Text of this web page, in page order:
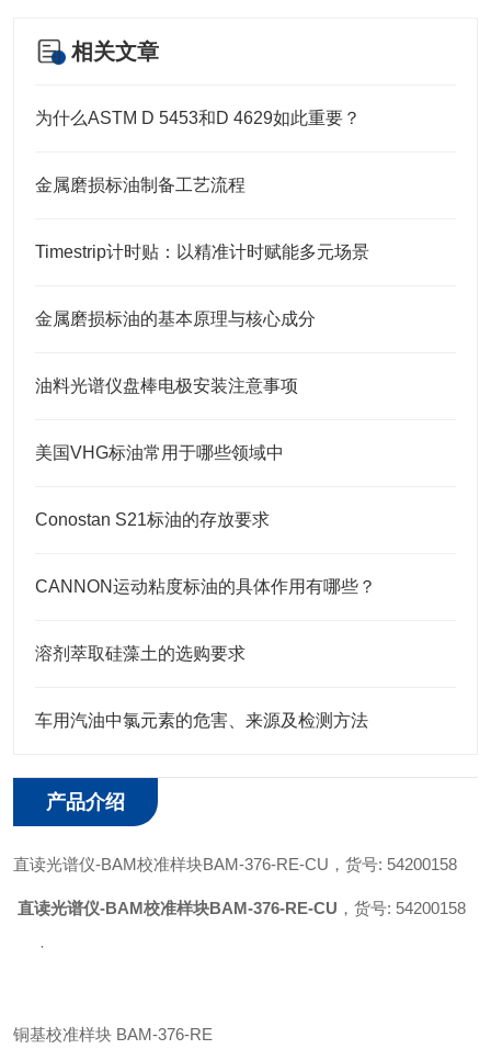
相关文章
为什么ASTM D 5453和D 4629如此重要？
金属磨损标油制备工艺流程
Timestrip计时贴：以精准计时赋能多元场景
金属磨损标油的基本原理与核心成分
油料光谱仪盘棒电极安装注意事项
美国VHG标油常用于哪些领域中
Conostan S21标油的存放要求
CANNON运动粘度标油的具体作用有哪些？
溶剂萃取硅藻土的选购要求
车用汽油中氯元素的危害、来源及检测方法
产品介绍
直读光谱仪-BAM校准样块BAM-376-RE-CU， 货号: 54200158
直读光谱仪-BAM校准样块BAM-376-RE-CU ， 货号: 54200158
·
铜基校准样块 BAM-376-RE